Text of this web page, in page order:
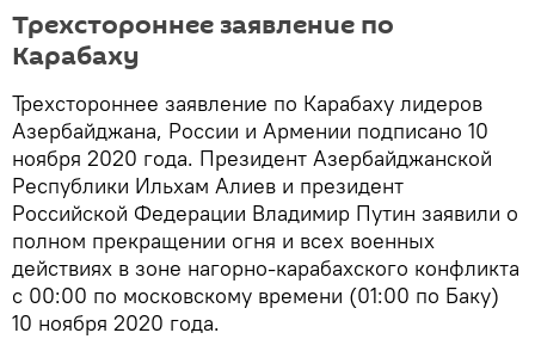
Трехстороннее заявление по
Карабаху
Трехстороннее заявление по Карабаху лидеров
Азербайджана, России и Армении подписано 10
ноября 2020 года. Президент Азербайджанской
Республики Ильхам Алиев и президент
Российской Федерации Владимир Путин заявили о
полном прекращении огня и всех военных
действиях в зоне нагорно-карабахского конфликта
с 00:00 по московскому времени (01:00 по Баку)
10 ноября 2020 года.